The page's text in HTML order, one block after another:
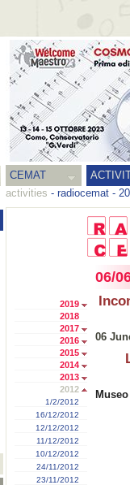
CEMAT
activities - radiocemat -
2019
2018
2017
2016
2015
2014
2013
2012
1/2/2012
16/12/2012
12/12/2012
11/12/2012
10/12/2012
24/11/2012
23/11/2012
06/
06